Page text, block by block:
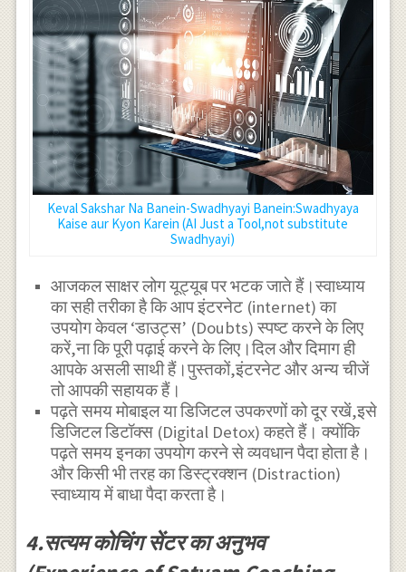
Keval Sakshar Na Banein-Swadhyayi Banein:Swadhyaya
Kaise aur Kyon Karein (AI Just a Tool,not substitute
Swadhyayi)
आजकल साक्षर लोग यूट्यूब पर भटक जाते हैं।स्वाध्याय
का सही तरीका है कि आप इंटरनेट (internet) का
उपयोग केवल ‘डाउट्स’ (Doubts) स्पष्ट करने के लिए
करें,ना कि पूरी पढ़ाई करने के लिए।दिल और दिमाग ही
आपके असली साथी हैं।पुस्तकों,इंटरनेट और अन्य चीजें
तो आपकी सहायक हैं।
पढ़ते समय मोबाइल या डिजिटल उपकरणों को दूर रखें,इसे
डिजिटल डिटॉक्स (Digital Detox) कहते हैं। क्योंकि
पढ़ते समय इनका उपयोग करने से व्यवधान पैदा होता है।
और किसी भी तरह का डिस्ट्रक्शन (Distraction)
स्वाध्याय में बाधा पैदा करता है।
4.सत्यम कोचिंग सेंटर का अनुभव